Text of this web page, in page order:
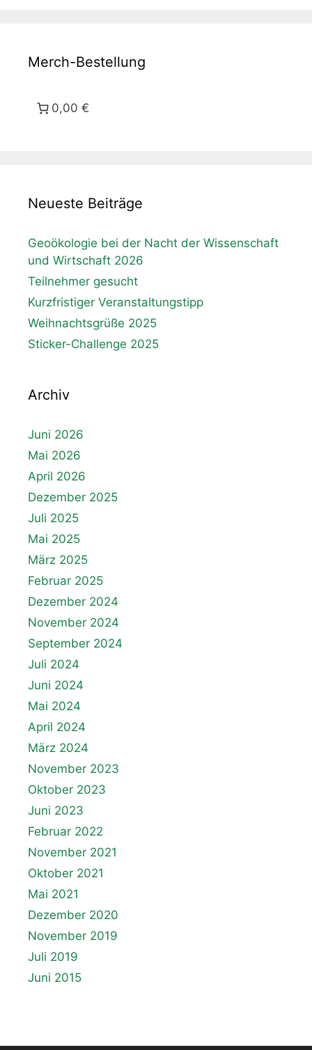
Merch-Bestellung
0,00 €
Neueste Beiträge
Geoökologie bei der Nacht der Wissenschaft
und Wirtschaft 2026
Teilnehmer gesucht
Kurzfristiger Veranstaltungstipp
Weihnachtsgrüße 2025
Sticker-Challenge 2025
Archiv
Juni 2026
Mai 2026
April 2026
Dezember 2025
Juli 2025
Mai 2025
März 2025
Februar 2025
Dezember 2024
November 2024
September 2024
Juli 2024
Juni 2024
Mai 2024
April 2024
März 2024
November 2023
Oktober 2023
Juni 2023
Februar 2022
November 2021
Oktober 2021
Mai 2021
Dezember 2020
November 2019
Juli 2019
Juni 2015